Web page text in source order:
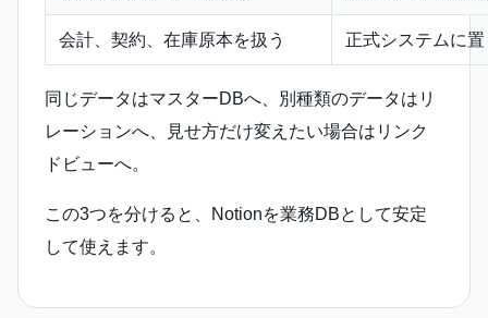
会計、契約、在庫原本を扱う 正式システムに
同じデータはマスターDBへ、別種類のデータはリ
レーションへ、見せ方だけ変えたい場合はリンク
ドビューへ。
この3つを分けると、Notionを業務DBとして安定
して使えます。